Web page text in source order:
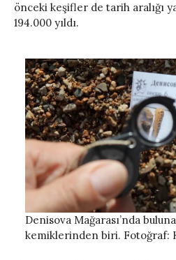
önceki keşifler de tarih aralığı
194.000 yıldı.
Denisova Mağarası’nda
kemiklerinden biri. Fotoğraf: